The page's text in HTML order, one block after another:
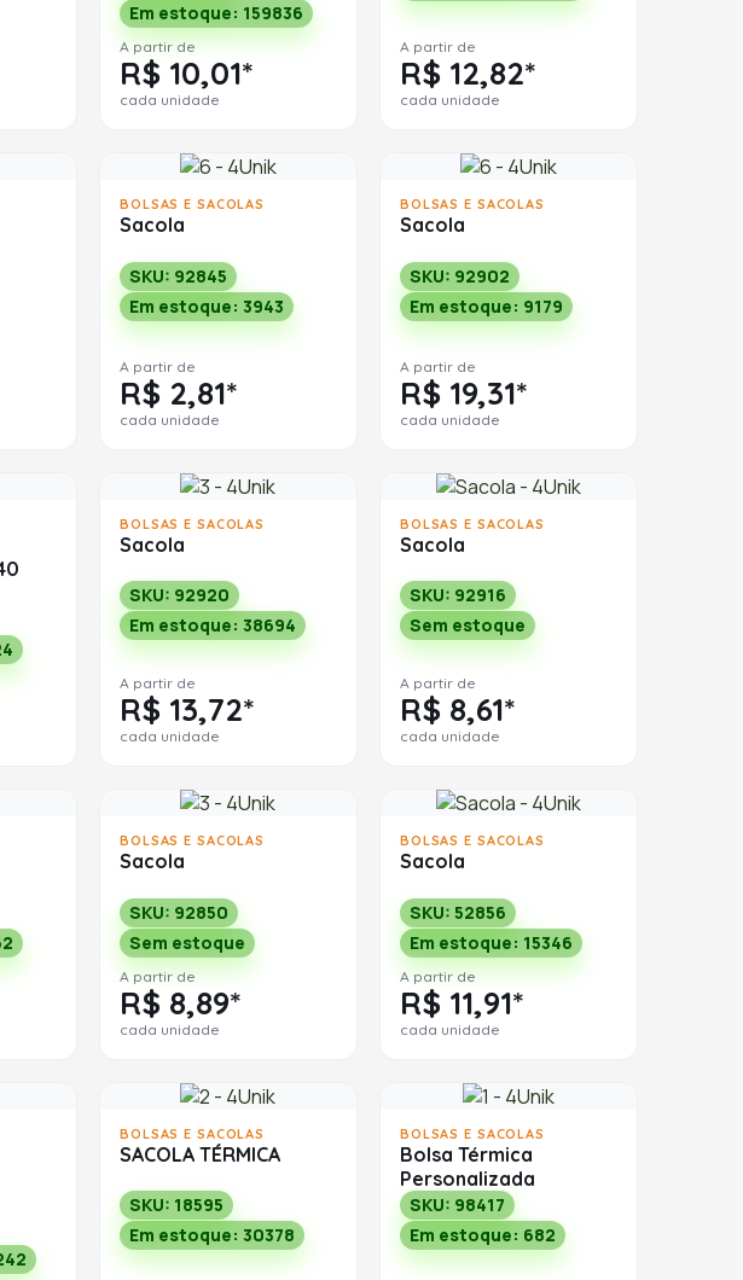
Em estoque: 159836
A partir de
R$ 10,01*
cada unidade
A partir de
R$ 12,82*
cada unidade
BOLSAS E SACOLAS
Sacola
SKU: 92845
Em estoque: 3943
A partir de
R$ 2,81*
cada unidade
BOLSAS E SACOLAS
Sacola
SKU: 92902
Em estoque: 9179
A partir de
R$ 19,31*
cada unidade
BOLSAS E SACOLAS
Sacola
SKU: 92920
Em estoque: 38694
A partir de
R$ 13,72*
cada unidade
BOLSAS E SACOLAS
Sacola
SKU: 92916
Sem estoque
A partir de
R$ 8,61*
cada unidade
BOLSAS E SACOLAS
Sacola
SKU: 92850
Sem estoque
A partir de
R$ 8,89*
cada unidade
BOLSAS E SACOLAS
Sacola
SKU: 52856
Em estoque: 15346
A partir de
R$ 11,91*
cada unidade
BOLSAS E SACOLAS
SACOLA TÉRMICA
SKU: 18595
Em estoque: 30378
BOLSAS E SACOLAS
Bolsa Térmica
Personalizada
SKU: 98417
Em estoque: 682